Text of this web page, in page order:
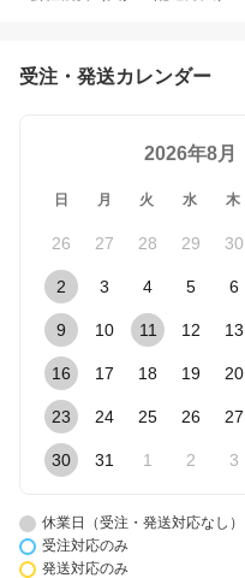
受注・発送カレンダー
2026年8月
日 月 火 水 木
26 27 28 29 30
2 3 4 5 6
9 10 11 12 13
16 17 18 19 20
23 24 25 26 27
30 31 1 2 3
休業日（受注・発送対応なし）
受注対応のみ
発送対応のみ